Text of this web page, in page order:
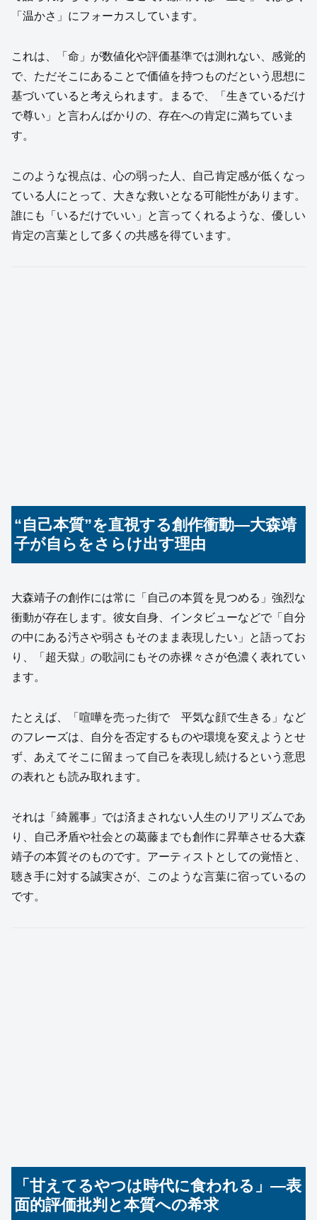
「温かさ」にフォーカスしています。
これは、「命」が数値化や評価基準では測れない、感覚的
で、ただそこにあることで価値を持つものだという思想に
基づいていると考えられます。まるで、「生きているだけ
で尊い」と言わんばかりの、存在への肯定に満ちていま
す。
このような視点は、心の弱った人、自己肯定感が低くなっ
ている人にとって、大きな救いとなる可能性があります。
誰にも「いるだけでいい」と言ってくれるような、優しい
肯定の言葉として多くの共感を得ています。
“自己本質”を直視する創作衝動―大森靖
子が自らをさらけ出す理由
大森靖子の創作には常に「自己の本質を見つめる」強烈な
衝動が存在します。彼女自身、インタビューなどで「自分
の中にある汚さや弱さもそのまま表現したい」と語ってお
り、「超天獄」の歌詞にもその赤裸々さが色濃く表れてい
ます。
たとえば、「喧嘩を売った街で 平気な顔で生きる」など
のフレーズは、自分を否定するものや環境を変えようとせ
ず、あえてそこに留まって自己を表現し続けるという意思
の表れとも読み取れます。
それは「綺麗事」では済まされない人生のリアリズムであ
り、自己矛盾や社会との葛藤までも創作に昇華させる大森
靖子の本質そのものです。アーティストとしての覚悟と、
聴き手に対する誠実さが、このような言葉に宿っているの
です。
「甘えてるやつは時代に食われる」—表
面的評価批判と本質への希求